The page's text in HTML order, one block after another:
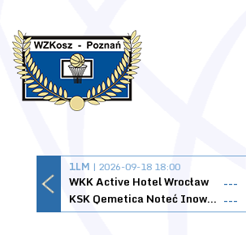
1LM | 2026-09-18 18:00
WKK Active Hotel Wrocław
---
KSK Qemetica Noteć Inowrocław ---